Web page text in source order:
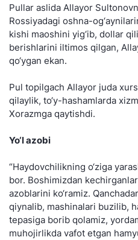
Pullar aslida Allayor
Rossiyadagi oshna-
kishi maoshini yig‘ib, dollar
berishlarini iltimos qilgan,
qo‘ygan ekan.
Pul topilgach Allayor juda
qilaylik, to‘y-hashamlarda
Xorazmga qaytishdi.
Yo‘l azobi
“Haydovchilikning o‘ziga
bor. Boshimizdan
azoblarini ko‘ramiz.
qiynalib, mashinalari buzilib,
tepasiga borib qolamiz,
muhojirlikda vafot etgan